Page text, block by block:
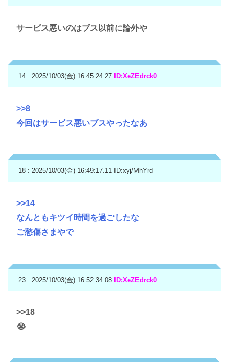
サービス悪いのはブス以前に論外や
14 : 2025/10/03(金) 16:45:24.27 ID:XeZEdrck0
>>8
今回はサービス悪いブスやったなあ
18 : 2025/10/03(金) 16:49:17.11 ID:xyj/MhYrd
>>14
なんともキツイ時間を過ごしたな
ご愁傷さまやで
23 : 2025/10/03(金) 16:52:34.08 ID:XeZEdrck0
>>18
😭